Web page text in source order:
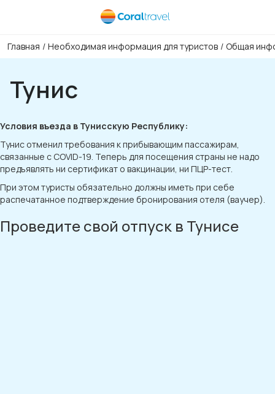
Главная / Необходимая информация для туристов / Общая
Тунис
Условия въезда в Тунисскую Республику:
Тунис отменил требования к прибывающим пассажирам,
связанные с COVID-19. Теперь для посещения страны не надо
предъявлять ни сертификат о вакцинации, ни ПЦР-тест.
При этом туристы обязательно должны иметь при себе
распечатанное подтверждение бронирования отеля (ваучер).
Проведите свой отпуск в Тунисе